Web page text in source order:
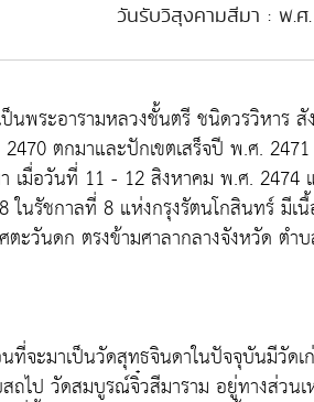
วันรับวิสุงคามสีมา : พ.ศ
นพระอารามหลวงชั้นตรี ชนิดวรวิหาร
ตกมาและปักเขตเสร็จปี พ.ศ.
เมื่อวันที่ 11 - 12 สิงหาคม พ.ศ. 2474
ในรัชกาลที่ 8 แห่งกรุงรัตนโกสินทร์ มีเ
ะวันดก ตรงข้ามศาลากลางจังหวัด ตำ
ที่จะมาเป็นวัดสุทธจินดาในปัจจุบันมีวัด
ถไป วัดสมบูรณ์จิ๋วสีมาราม อยู่ทางส่วน